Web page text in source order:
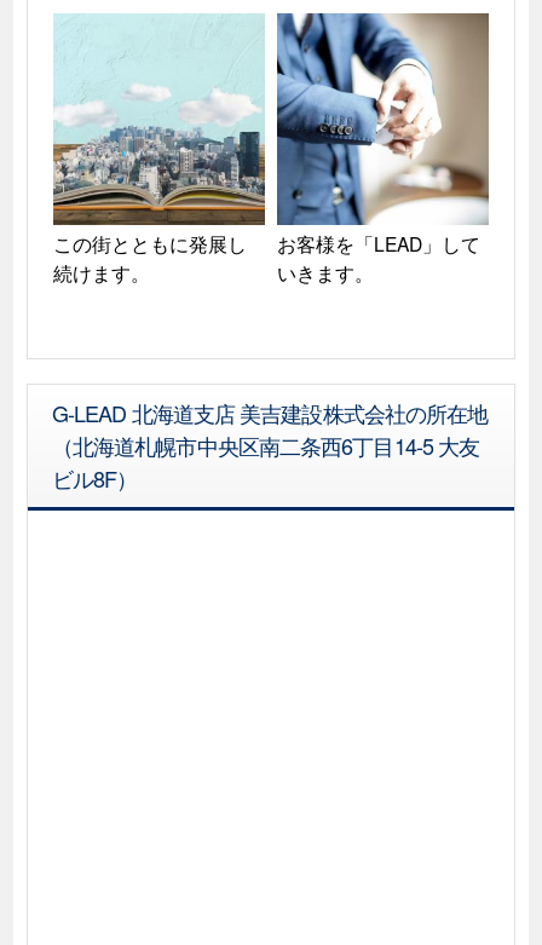
この街とともに発展し
続けます。
お客様を「LEAD」して
いきます。
G-LEAD 北海道支店 美吉建設株式会社の所在地
（北海道札幌市中央区南二条西6丁目14-5 大友
ビル8F）